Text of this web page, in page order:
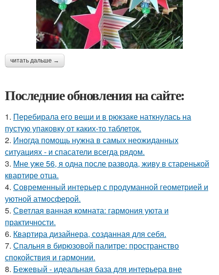
читать дальше →
Последние обновления на сайте:
1. Перебирала его вещи и в рюкзаке наткнулась на
пустую упаковку от каких-то таблеток.
2. Иногда помощь нужна в самых неожиданных
ситуациях - и спасатели всегда рядом.
3. Мне уже 56, я одна после развода, живу в старенькой
квартире отца.
4. Современный интерьер с продуманной геометрией и
уютной атмосферой.
5. Светлая ванная комната: гармония уюта и
практичности.
6. Квартира дизайнера, созданная для себя.
7. Спальня в бирюзовой палитре: пространство
спокойствия и гармонии.
8. Бежевый - идеальная база для интерьера вне